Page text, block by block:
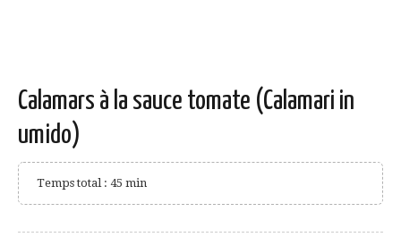
Calamars à la sauce tomate (Calamari in
umido)
Temps total : 45 min